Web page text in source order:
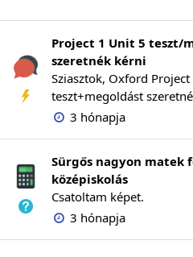
Project 1 Unit 5 teszt/
szeretnék kérni
Sziasztok, Oxford
teszt+megoldást
3 hónapja
Sürgős nagyon matek
középiskolás
Csatoltam képet.
3 hónapja